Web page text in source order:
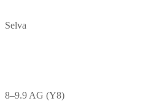
Selva
8–9.9 AG (Y8)